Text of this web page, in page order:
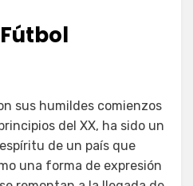
sus humildes comienzos
del XX, ha sido un
de un país que
una forma de expresión